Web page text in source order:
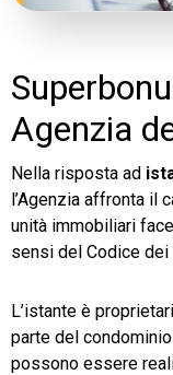
Agenzia
Nella risposta ad
l’Agenzia affronta il
unità immobiliari
sensi del Codice
L’istante è
parte del
possono essere